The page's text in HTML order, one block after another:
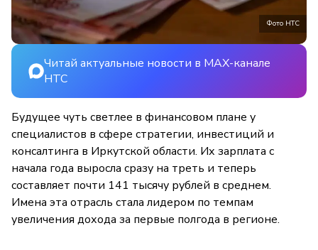
Фото НТС
Читай актуальные новости в MAX-канале
НТС
Будущее чуть светлее в финансовом плане у
специалистов в сфере стратегии, инвестиций и
консалтинга в Иркутской области. Их зарплата с
начала года выросла сразу на треть и теперь
составляет почти 141 тысячу рублей в среднем.
Имена эта отрасль стала лидером по темпам
увеличения дохода за первые полгода в регионе.